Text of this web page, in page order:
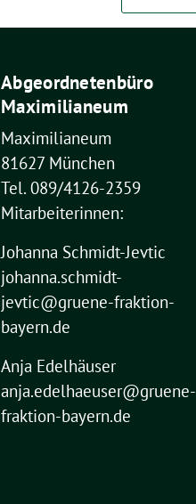
Abgeordnetenbüro
Maximilianeum
Maximilianeum
81627 München
Tel. 089/4126-2359
Mitarbeiterinnen:
Johanna Schmidt-Jevtic
johanna.schmidt-
jevtic@gruene-fraktion-
bayern.de
Anja Edelhäuser
anja.edelhaeuser@gruene-
fraktion-bayern.de